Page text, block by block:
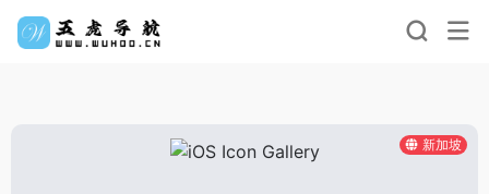
新加坡